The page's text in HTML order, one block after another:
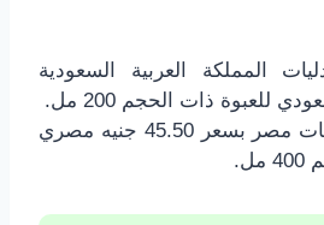
المملكة العربية السعودية
يتوافر في صيدليات مصر بسعر 45.50 جنيه مصري